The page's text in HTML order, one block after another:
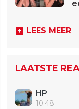
LEES MEER
LAATSTE
HP
10:48